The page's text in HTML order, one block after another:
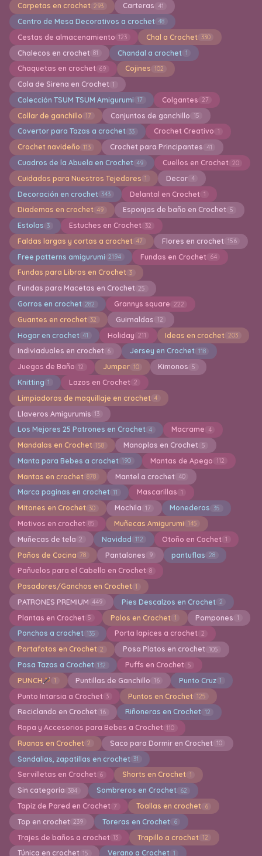
Carpetas en crochet 293 Carteras 41
Centro de Mesa Decorativos a crochet 48
Cestas de almacenamiento 123 Chal a Crochet 330
Chalecos en crochet 81 Chandal a crochet 1
Chaquetas en crochet 69 Cojines 102
Cola de Sirena en Crochet 1
Colección TSUM TSUM Amigurumi 17 Colgantes 27
Collar de ganchillo 17 Conjuntos de ganchillo 15
Covertor para Tazas a crochet 33 Crochet Creativo 1
Crochet navideño 113 Crochet para Principantes 41
Cuadros de la Abuela en Crochet 49 Cuellos en Crochet 20
Cuidados para Nuestros Tejedores 1 Decor 4
Decoración en crochet 343 Delantal en Crochet 1
Diademas en crochet 49 Esponjas de baño en Crochet 5
Estolas 3 Estuches en Crochet 32
Faldas largas y cortas a crochet 47 Flores en crochet 156
Free patterns amigurumi 2194 Fundas en Crochet 64
Fundas para Libros en Crochet 3
Fundas para Macetas en Crochet 25
Gorros en crochet 282 Grannys square 222
Guantes en crochet 32 Guirnaldas 12
Hogar en crochet 41 Holiday 211 Ideas en crochet 203
Indiviaduales en crochet 6 Jersey en Crochet 118
Juegos de Baño 12 Jumper 10 Kimonos 5
Knitting 1 Lazos en Crochet 2
Limpiadoras de maquillaje en crochet 4
Llaveros Amigurumis 13
Los Mejores 25 Patrones en Crochet 4 Macrame 4
Mandalas en Crochet 158 Manoplas en Crochet 5
Manta para Bebes a crochet 190 Mantas de Apego 112
Mantas en crochet 878 Mantel a crochet 40
Marca paginas en crochet 11 Mascarillas 1
Mitones en Crochet 30 Mochila 17 Monederos 35
Motivos en crochet 85 Muñecas Amigurumi 145
Muñecas de tela 2 Navidad 112 Otoño en Cochet 1
Paños de Cocina 78 Pantalones 9 pantuflas 28
Pañuelos para el Cabello en Crochet 8
Pasadores/Ganchos en Crochet 1
PATRONES PREMIUM 449 Pies Descalzos en Crochet 2
Plantas en Crochet 5 Polos en Crochet 1 Pompones 1
Ponchos a crochet 135 Porta lapices a crochet 2
Portafotos en Crochet 2 Posa Platos en crochet 105
Posa Tazas a Crochet 132 Puffs en Crochet 5
PUNCH 1 Puntillas de Ganchillo 16 Punto Cruz 1
Punto Intarsia a Crochet 3 Puntos en Crochet 125
Reciclando en Crochet 16 Riñoneras en Crochet 12
Ropa y Accesorios para Bebes a Crochet 110
Ruanas en Crochet 2 Saco para Dormir en Crochet 10
Sandalias, zapatillas en crochet 31
Servilletas en Crochet 6 Shorts en Crochet 1
Sin categoría 384 Sombreros en Crochet 62
Tapiz de Pared en Crochet 7 Toallas en crochet 6
Top en crochet 239 Toreras en Crochet 6
Trajes de baños a crochet 13 Trapillo a crochet 12
Túnica en crochet 15 Verano a Crochet 1